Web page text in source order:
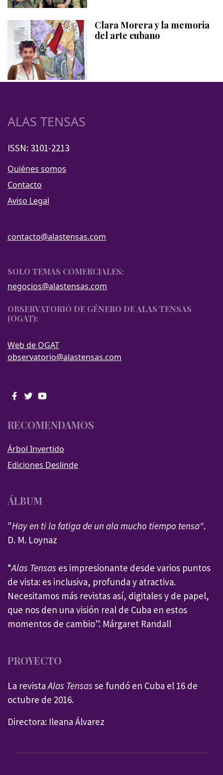
Clara Morera y la memoria
del arte cubano
ALAS TENSAS
ISSN: 3101-2213
Quiénes somos
Contacto
Aviso Legal
contacto@alastensas.com
SOLO TEMAS COMERCIALES:
negocios@alastensas.com
OBSERVATORIO DE GÉNERO DE ALAS TENSAS
(OGAT):
Web de OGAT
observatorio@alastensas.com
RECOMENDAMOS
Árbol Invertido
Ediciones Deslinde
ÁLBUM
"Hay en ti la fatiga de un ala mucho tiempo tensa".
D. M. Loynaz
“Alas Tensas es impresionante desde varios puntos
de vista: es inclusiva, profunda y atractiva.
Necesitamos más revistas así, digitales y de papel,
que nos den una visión real de Cuba en estos
momentos de cambio”. Márgaret Randall
PROYECTO
La revistaAlas Tensas se fundó en Cuba el 16 de
octubre de 2016.
Directora: Ileana Álvarez